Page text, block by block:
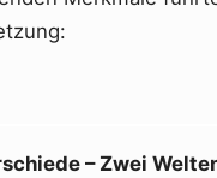
– Zwei